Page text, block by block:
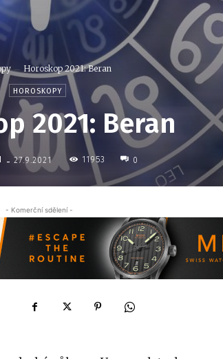
Horoskop 2021: Beran
HOROSKOPY
2021: Beran
- 27.9.2021 11953 0
- Komerční sdělení -